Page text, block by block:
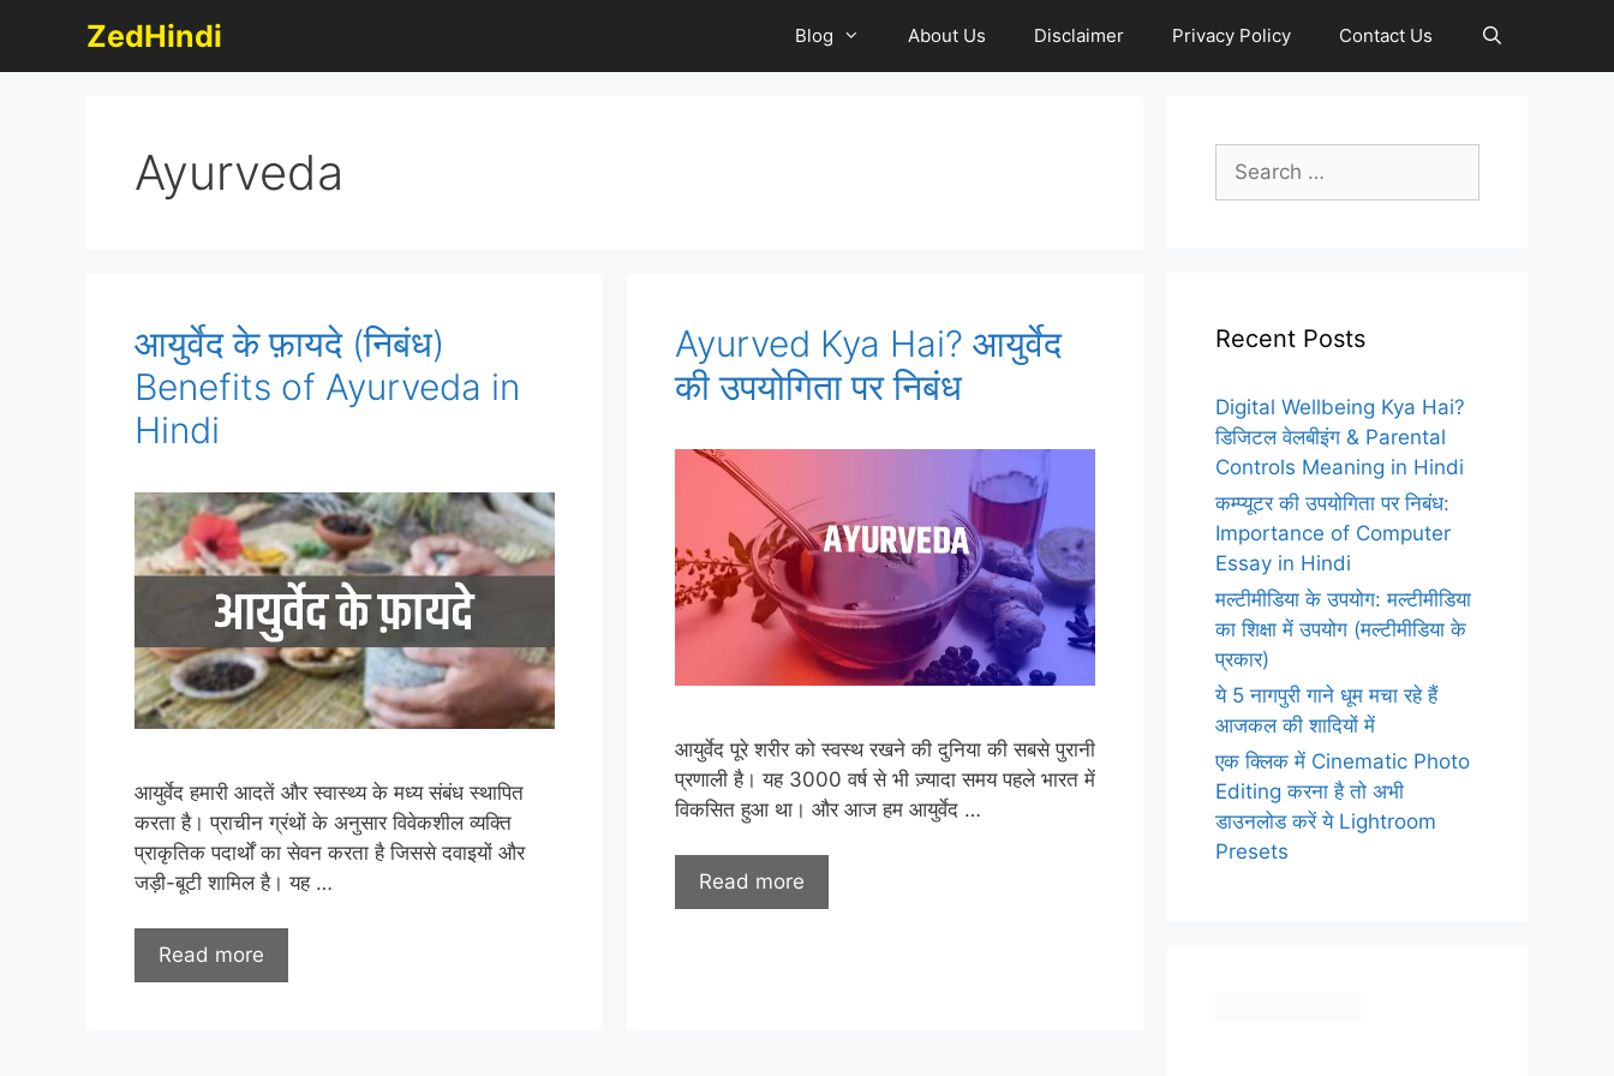
content
ZedHindi Blog About Us Disclaimer Privacy Policy Contact Us
Ayurveda
आयुर्वेद के फ़ायदे (निबंध)
Benefits of Ayurveda in
Hindi
आयुर्वेद हमारी आदतें और स्वास्थ्य के मध्य संबंध स्थापित
करता है। प्राचीन ग्रंथों के अनुसार विवेकशील व्यक्ति
प्राकृतिक पदार्थों का सेवन करता है जिससे दवाइयों और
जड़ी-बूटी शामिल है। यह …
Read more
Ayurved Kya Hai? आयुर्वेद
की उपयोगिता पर निबंध
आयुर्वेद पूरे शरीर को स्वस्थ रखने की दुनिया की सबसे पुरानी
प्रणाली है। यह 3000 वर्ष से भी ज़्यादा समय पहले भारत में
विकसित हुआ था। और आज हम आयुर्वेद …
Read more
Search
for:
Recent Posts
Digital Wellbeing Kya Hai?
डिजिटल वेलबीइंग & Parental
Controls Meaning in Hindi
कम्प्यूटर की उपयोगिता पर निबंध:
Importance of Computer
Essay in Hindi
मल्टीमीडिया के उपयोग: मल्टीमीडिया
का शिक्षा में उपयोग (मल्टीमीडिया के
प्रकार)
ये 5 नागपुरी गाने धूम मचा रहे हैं
आजकल की शादियों में
एक क्लिक में Cinematic Photo
Editing करना है तो अभी
डाउनलोड करें ये Lightroom
Presets